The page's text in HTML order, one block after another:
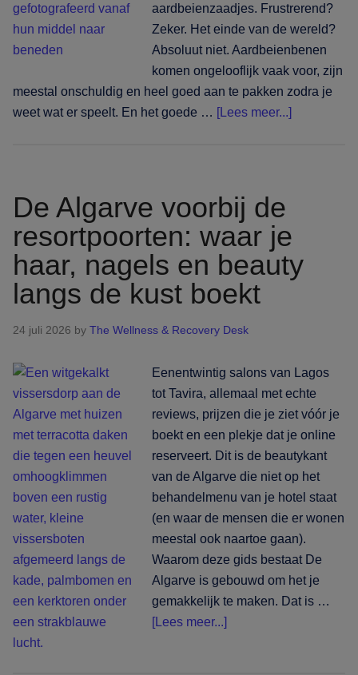
aardbeienzaadjes. Frustrerend?
Zeker. Het einde van de wereld?
Absoluut niet. Aardbeienbenen
komen ongelooflijk vaak voor, zijn
meestal onschuldig en heel goed aan te pakken zodra je
weet wat er speelt. En het goede … [Lees meer...]
ontstaan
en
hoe
De Algarve voorbij de
resortpoorten: waar je
haar, nagels en beauty
langs de kust boekt
24 juli 2026 by The Wellness & Recovery Desk
Eenentwintig salons van Lagos
tot Tavira, allemaal met echte
reviews, prijzen die je ziet vóór je
boekt en een plekje dat je online
reserveert. Dit is de beautykant
van de Algarve die niet op het
behandelmenu van je hotel staat
(en waar de mensen die er wonen
meestal ook naartoe gaan).
Waarom deze gids bestaat De
Algarve is gebouwd om het je
gemakkelijk te maken. Dat is …
[Lees meer...]overDe